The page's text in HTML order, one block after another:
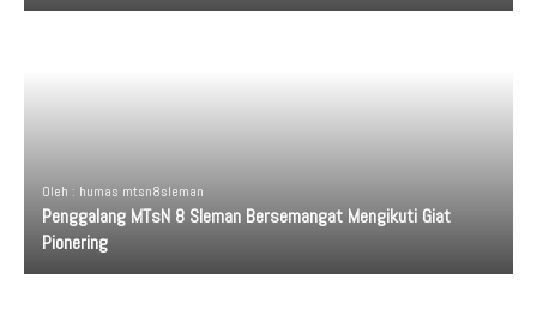
Oleh : humas mtsn8sleman
Penggalang MTsN 8 Sleman Bersemangat Mengikuti Giat
Pionering